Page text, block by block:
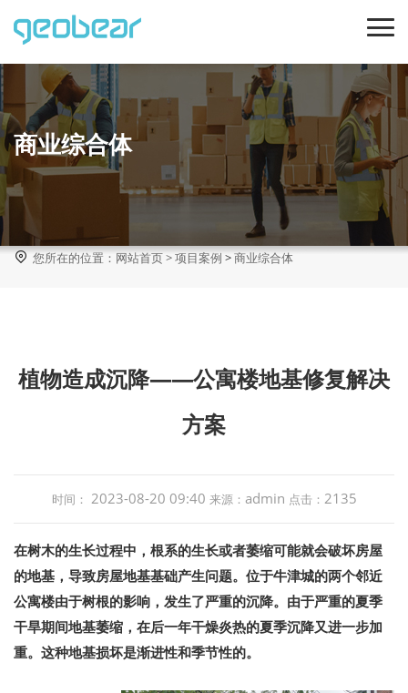
商业综合体
 您所在的位置： 网站首页>项目案例 >商业综合体
植物造成沉降——公寓楼地基修复解决
方案
时间： 2023-08-20 09:40 来源： admin 点击： 2135
在树木的生长过程中，根系的生长或者萎缩可能就会破坏房屋
的地基，导致房屋地基基础产生问题。位于牛津城的两个邻近
公寓楼由于树根的影响，发生了严重的沉降。由于严重的夏季
干旱期间地基萎缩，在后一年干燥炎热的夏季沉降又进一步加
重。这种地基损坏是渐进性和季节性的。